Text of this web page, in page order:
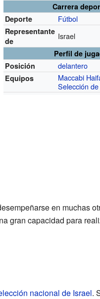
Carrera
Deporte
Fútbol
Representante
de
Israel
Perfil de
Posición
delantero
Equipos Maccabi
Selección
en muchas
gran capacidad para
nacional de Israel.